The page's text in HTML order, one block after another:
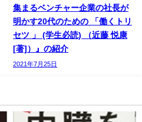
集まるベンチャー企業の社長が
明かす20代のための 「働くトリ
セツ 」 (学生必読) （近藤 悦康
[著]）』の紹介
2021年7月25日